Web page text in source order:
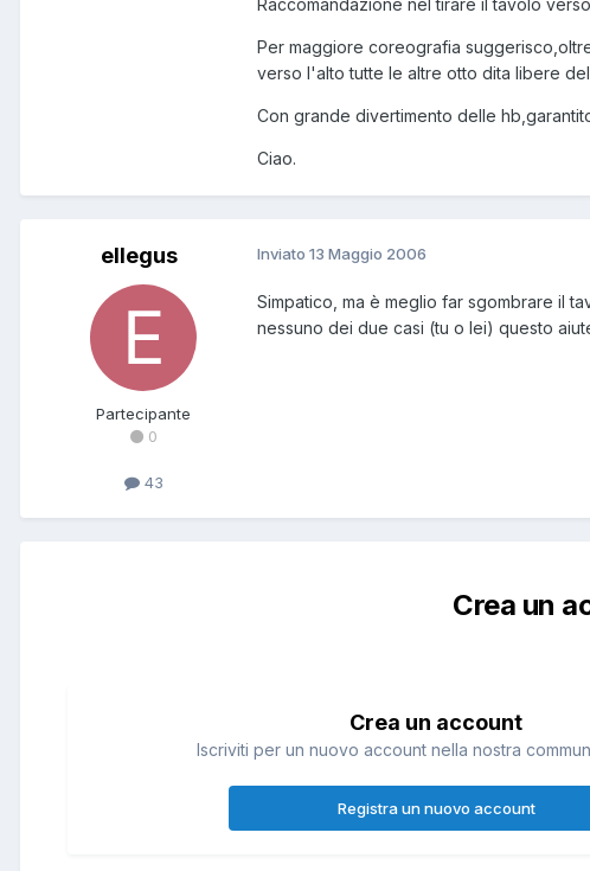
Raccomandazione nel tirare il tavolo
Per maggiore coreografia
verso l'alto tutte le altre otto dita libere
Con grande divertimento delle
Ciao.
ellegus
Partecipante
0
43
Inviato 13 Maggio 2006
Simpatico, ma è meglio far sgombrare il
nessuno dei due casi (tu o lei) questo
Crea un
Crea un account
Iscriviti per un nuovo account nella nostra
Registra un nuovo account